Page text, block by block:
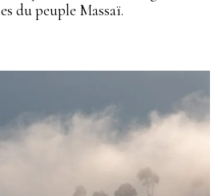
du peuple Massaï.